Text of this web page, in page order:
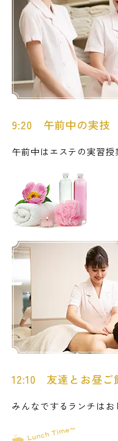
9:20 午前中の実技
午前中はエステの実習授
12:10 友達とお昼ご
みんなでするランチはお